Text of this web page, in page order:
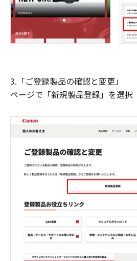
3.「ご登録製品の確認と変更」
ページで「新規製品登録」を選択